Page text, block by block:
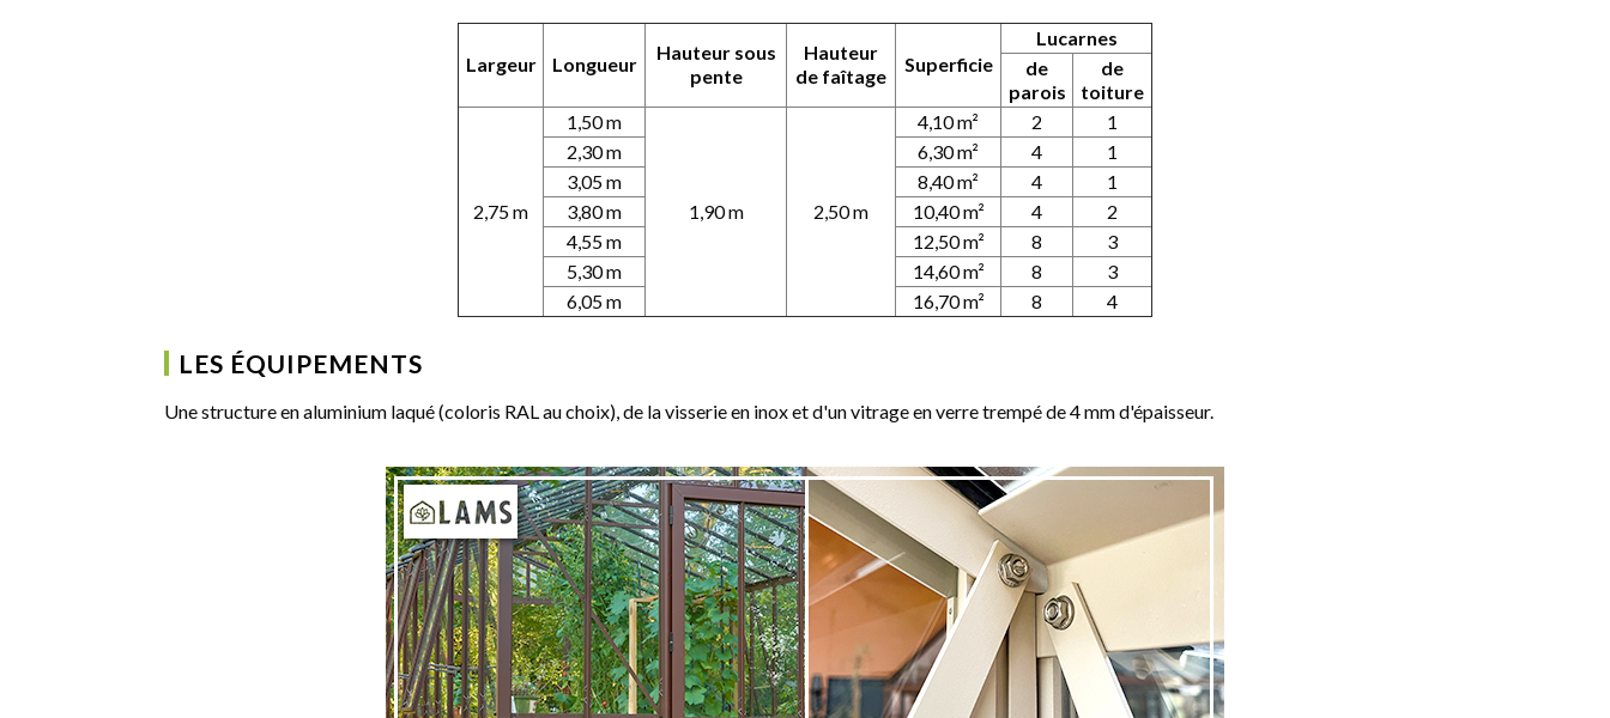
Largeur Longueur
Hauteur sous
pente
Hauteur
de faîtage
Superficie
Lucarnes
de
parois
de
toiture
2,75 m
1,50 m
1,90 m 2,50 m
4,10 m² 2
1
2,30 m
6,30 m² 4
1
3,05 m
8,40 m² 4
1
3,80 m
10,40 m² 4
2
4,55 m
12,50 m² 8
3
5,30 m
14,60 m² 8
3
6,05 m
16,70 m² 8 4
LES ÉQUIPEMENTS
Une structure en aluminium laqué (coloris RAL au choix), de la visserie en inox et d'un vitrage en verre trempé de 4 mm d'épaisseur.